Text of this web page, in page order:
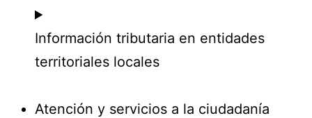
Información tributaria en entidades
territoriales locales
Atención y servicios a la ciudadanía